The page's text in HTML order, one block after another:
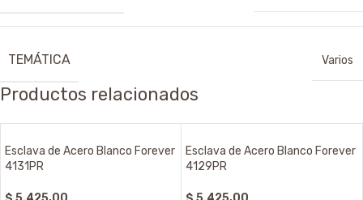
TEMÁTICA Varios
Productos relacionados
Esclava de Acero Blanco Forever
4131PR
Esclava de Acero Blanco Forever
4129PR